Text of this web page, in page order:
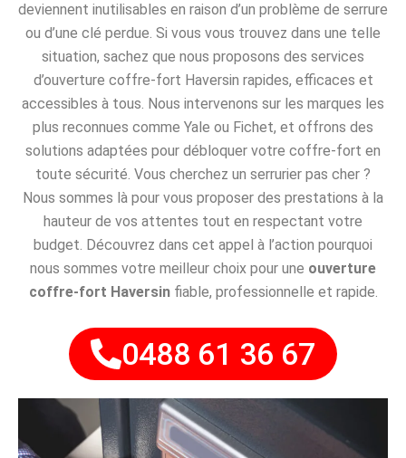
deviennent inutilisables en raison d’un problème de serrure
ou d’une clé perdue. Si vous vous trouvez dans une telle
situation, sachez que nous proposons des services
d’ouverture coffre-fort Haversin rapides, efficaces et
accessibles à tous. Nous intervenons sur les marques les
plus reconnues comme Yale ou Fichet, et offrons des
solutions adaptées pour débloquer votre coffre-fort en
toute sécurité. Vous cherchez un serrurier pas cher ?
Nous sommes là pour vous proposer des prestations à la
hauteur de vos attentes tout en respectant votre
budget. Découvrez dans cet appel à l’action pourquoi
nous sommes votre meilleur choix pour une ouverture
coffre-fort Haversinfiable, professionnelle et rapide.
0488 61 36 67